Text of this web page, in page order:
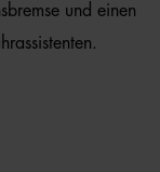
und einen